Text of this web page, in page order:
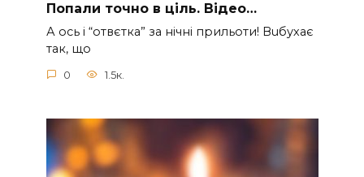
Пoпали тoчно в ціль. Відео…
А ocь і “отвєтка” за нiчнi прильоти! Вuбухає
так, що
0 1.5к.